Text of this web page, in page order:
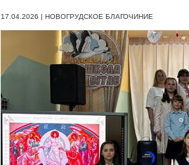
17.04.2026 | НОВОГРУДСКОЕ БЛАГОЧИНИЕ